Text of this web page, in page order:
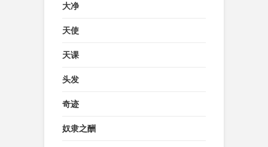
大净
天使
天课
头发
奇迹
奴隶之酬